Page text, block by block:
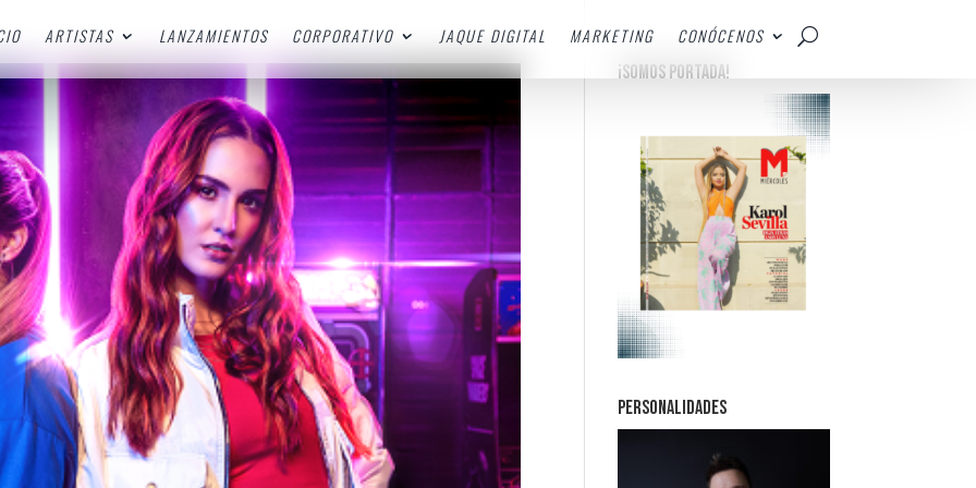
ARTISTAS LANZAMIENTOS CORPORATIVO JAQUE DIGITAL MARKETING
CONÓCENOS
¡SOMOS PORTADA!
PERSONALIDADES